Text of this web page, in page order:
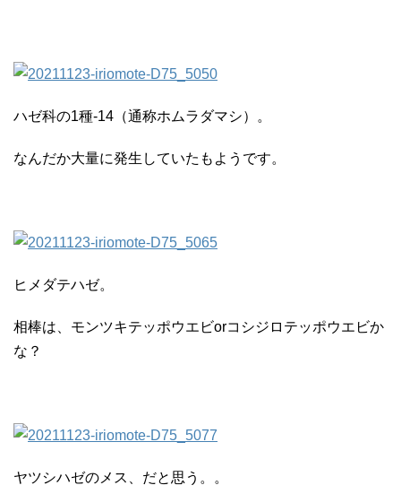
ハゼ科の1種-14（通称ホムラダマシ）。
なんだか大量に発生していたもようです。
ヒメダテハゼ。
相棒は、モンツキテッポウエビorコシジロテッポウエビか
な？
ヤツシハゼのメス、だと思う。。